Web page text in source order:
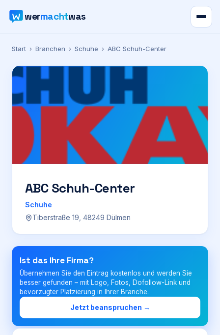
wermachtwas
Verzeichnis
Karte
News
Ratgeber
Werbung
Preise
Für Firmen
Login
Firma eintragen
Start › Branchen › Schuhe › ABC Schuh-Center
ABC Schuh-Center
Schuhe
Tiberstraße 19, 48249 Dülmen
Ist das Ihre Firma?
Übernehmen Sie den Eintrag kostenlos und werden Sie
besser gefunden – mit Logo, Fotos, Dofollow-Link und
bevorzugter Platzierung in Ihrer Branche.
Jetzt beanspruchen →